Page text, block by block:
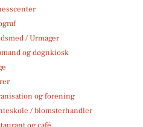
/ Urmager
og døgnkiosk
og forening
/ blomsterhandler
og café